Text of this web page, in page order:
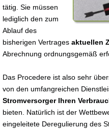
tätig. Sie müssen
lediglich den zum
Ablauf des
bisherigen Vertrages aktuellen
Abrechnung ordnungsgemäß
Das Procedere ist also sehr
von den umfangreichen
Stromversorger Ihren
bieten. Natürlich ist der
eingeleitete Deregulierung des